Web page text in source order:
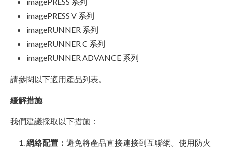
imagePRESS V 系列
imageRUNNER 系列
imageRUNNER C 系列
imageRUNNER ADVANCE 系列
請參閱以下適用產品列表。
緩解措施
我們建議採取以下措施：
網絡配置： 避免將產品直接連接到互聯網。使用防火